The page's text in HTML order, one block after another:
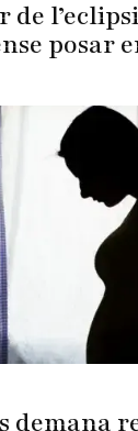
posar
demana